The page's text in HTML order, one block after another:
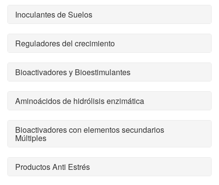
Inoculantes de Suelos
Reguladores del crecimiento
Bioactivadores y Bioestimulantes
Aminoácidos de hidrólisis enzimática
Bioactivadores con elementos secundarios
Múltiples
Productos Anti Estrés